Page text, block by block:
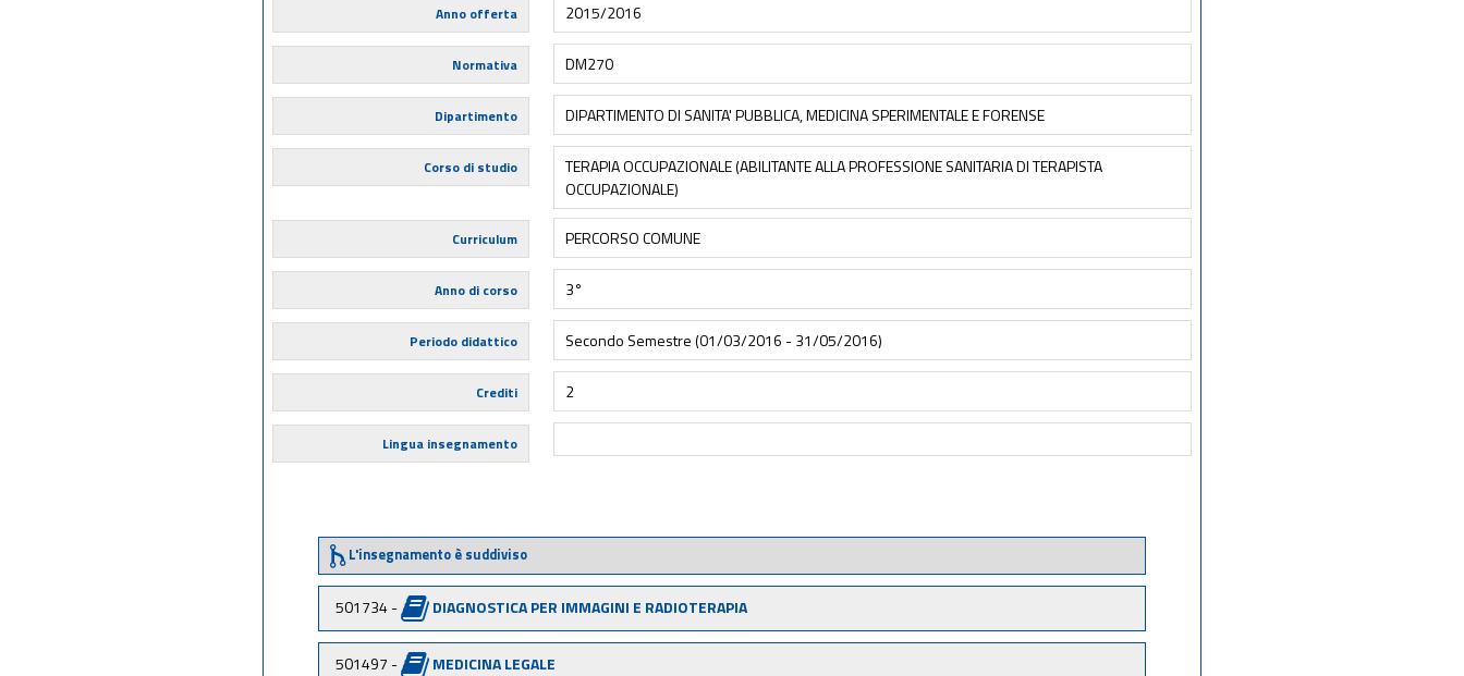
Anno offerta 2015/2016
Normativa DM270
Dipartimento DIPARTIMENTO DI SANITA' PUBBLICA, MEDICINA SPERIMENTALE E FORENSE
Corso di studio
TERAPIA OCCUPAZIONALE (ABILITANTE ALLA PROFESSIONE SANITARIA DI TERAPISTA
OCCUPAZIONALE)
Curriculum PERCORSO COMUNE
Anno di corso 3°
Periodo didattico Secondo Semestre (01/03/2016 - 31/05/2016)
Crediti 2
Lingua insegnamento
L'insegnamento è suddiviso
501734 - DIAGNOSTICA PER IMMAGINI E RADIOTERAPIA
501497 - MEDICINA LEGALE